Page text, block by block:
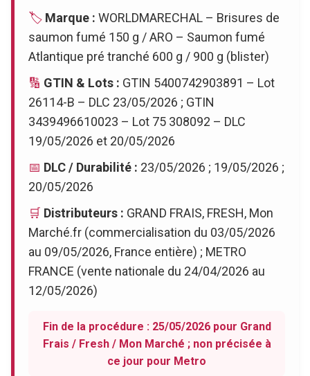
🏷️ Marque : WORLDMARECHAL – Brisures de
saumon fumé 150 g / ARO – Saumon fumé
Atlantique pré tranché 600 g / 900 g (blister)
🔢 GTIN & Lots : GTIN 5400742903891 – Lot
26114-B – DLC 23/05/2026 ; GTIN
3439496610023 – Lot 75 308092 – DLC
19/05/2026 et 20/05/2026
📅 DLC / Durabilité : 23/05/2026 ; 19/05/2026 ;
20/05/2026
🛒 Distributeurs : GRAND FRAIS, FRESH, Mon
Marché.fr (commercialisation du 03/05/2026
au 09/05/2026, France entière) ; METRO
FRANCE (vente nationale du 24/04/2026 au
12/05/2026)
Fin de la procédure : 25/05/2026 pour Grand
Frais / Fresh / Mon Marché ; non précisée à
ce jour pour Metro